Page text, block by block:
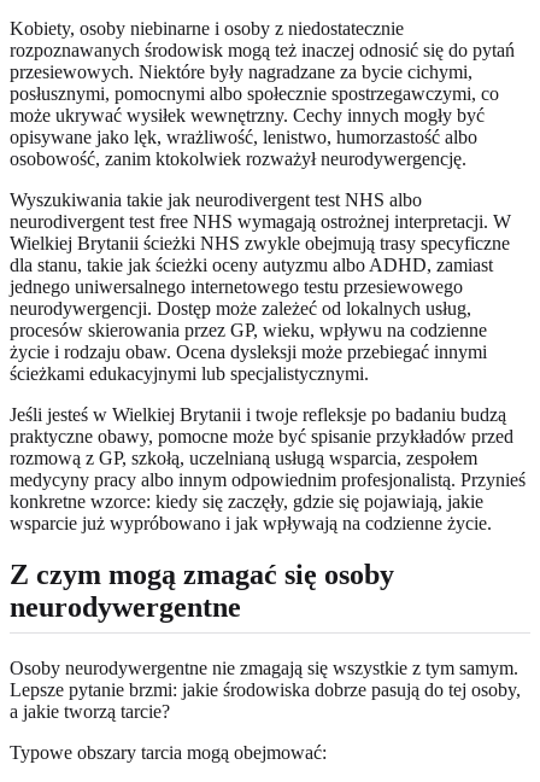
Kobiety, osoby niebinarne i osoby z niedostatecznie
rozpoznawanych środowisk mogą też inaczej odnosić się do pytań
przesiewowych. Niektóre były nagradzane za bycie cichymi,
posłusznymi, pomocnymi albo społecznie spostrzegawczymi, co
może ukrywać wysiłek wewnętrzny. Cechy innych mogły być
opisywane jako lęk, wrażliwość, lenistwo, humorzastość albo
osobowość, zanim ktokolwiek rozważył neurodywergencję.
Wyszukiwania takie jak neurodivergent test NHS albo
neurodivergent test free NHS wymagają ostrożnej interpretacji. W
Wielkiej Brytanii ścieżki NHS zwykle obejmują trasy specyficzne
dla stanu, takie jak ścieżki oceny autyzmu albo ADHD, zamiast
jednego uniwersalnego internetowego testu przesiewowego
neurodywergencji. Dostęp może zależeć od lokalnych usług,
procesów skierowania przez GP, wieku, wpływu na codzienne
życie i rodzaju obaw. Ocena dysleksji może przebiegać innymi
ścieżkami edukacyjnymi lub specjalistycznymi.
Jeśli jesteś w Wielkiej Brytanii i twoje refleksje po badaniu budzą
praktyczne obawy, pomocne może być spisanie przykładów przed
rozmową z GP, szkołą, uczelnianą usługą wsparcia, zespołem
medycyny pracy albo innym odpowiednim profesjonalistą. Przynieś
konkretne wzorce: kiedy się zaczęły, gdzie się pojawiają, jakie
wsparcie już wypróbowano i jak wpływają na codzienne życie.
Z czym mogą zmagać się osoby
neurodywergentne
Osoby neurodywergentne nie zmagają się wszystkie z tym samym.
Lepsze pytanie brzmi: jakie środowiska dobrze pasują do tej osoby,
a jakie tworzą tarcie?
Typowe obszary tarcia mogą obejmować: